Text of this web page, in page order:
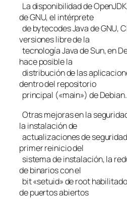
La disponibilidad de
de GNU, el intérprete
de bytecodes Java de GNU,
versiones libre de la
tecnología Java de Sun, en
hace posible la
distribución de las
dentro del repositorio
principal («main») de Debian.
Otras mejoras en la
la instalación de
actualizaciones de
primer reinicio del
sistema de instalación, la
de binarios con el
bit «setuid» de root
de puertos abiertos